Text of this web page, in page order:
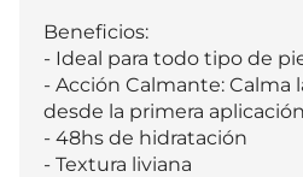
Beneficios:
- Ideal para todo tipo de
- Acción Calmante: Calma
desde la primera aplicación
- 48hs de hidratación
- Textura liviana